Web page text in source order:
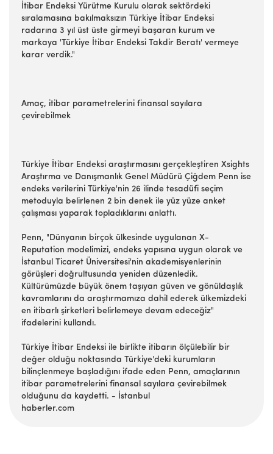
İtibar Endeksi Yürütme Kurulu olarak sektördeki
sıralamasına bakılmaksızın Türkiye İtibar Endeksi
radarına 3 yıl üst üste girmeyi başaran kurum ve
markaya 'Türkiye İtibar Endeksi Takdir Beratı' vermeye
karar verdik."
Amaç, itibar parametrelerini finansal sayılara
çevirebilmek
Türkiye İtibar Endeksi araştırmasını gerçekleştiren Xsights
Araştırma ve Danışmanlık Genel Müdürü Çiğdem Penn ise
endeks verilerini Türkiye'nin 26 ilinde tesadüfi seçim
metoduyla belirlenen 2 bin denek ile yüz yüze anket
çalışması yaparak topladıklarını anlattı.
Penn, "Dünyanın birçok ülkesinde uygulanan X-
Reputation modelimizi, endeks yapısına uygun olarak ve
İstanbul Ticaret Üniversitesi'nin akademisyenlerinin
görüşleri doğrultusunda yeniden düzenledik.
Kültürümüzde büyük önem taşıyan güven ve gönüldaşlık
kavramlarını da araştırmamıza dahil ederek ülkemizdeki
en itibarlı şirketleri belirlemeye devam edeceğiz"
ifadelerini kullandı.
Türkiye İtibar Endeksi ile birlikte itibarın ölçülebilir bir
değer olduğu noktasında Türkiye'deki kurumların
bilinçlenmeye başladığını ifade eden Penn, amaçlarının
itibar parametrelerini finansal sayılara çevirebilmek
olduğunu da kaydetti. - İstanbul
haberler.com